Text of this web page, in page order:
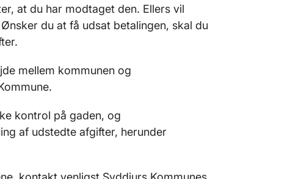
at du har modtaget den. Ellers vil
du at få udsat betalingen, skal du
mellem kommunen og
kontrol på gaden, og
af udstedte afgifter, herunder